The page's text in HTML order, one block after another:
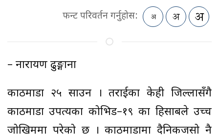
फन्ट परिवर्तन गर्नुहोस:
– नारायण ढुङ्गाना
काठमाडौँ २५ साउन । तराईका केही जिल्लासँगै
काठमाडौँ उपत्यका कोभिड–१९ का हिसाबले उच्च
जोखिममा परेको छ । काठमाडौँमा दैनिकजसो नै